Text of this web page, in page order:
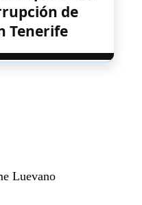
de
Tenerife
Luevano